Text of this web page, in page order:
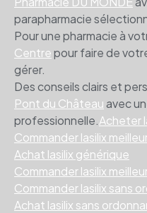
parapharmacie
Pour une pharmacie à
Centrepour faire de
gérer.
Des conseils clairs et
Pont du Châteauavec
professionnelle.Acheter
Commander lasilix
Achat lasilix générique
Commander lasilix
Commander lasilix sans
Achat lasilix sans